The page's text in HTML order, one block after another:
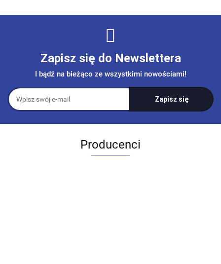
Zapisz się do Newslettera
I bądź na bieżąco ze wszystkimi nowościami!
Producenci